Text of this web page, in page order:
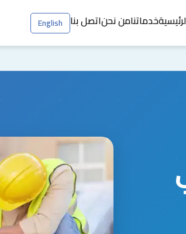
خدماتنامن نحناتصل بنا English